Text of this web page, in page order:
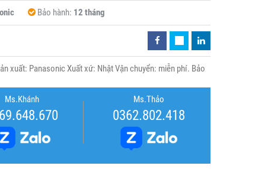
Bảo hành: 12 tháng
xuất: Panasonic Xuất xứ: Nhật Vận chuyển: miễn phí. Bảo
Ms.Khánh Ms.Thảo
0362.802.418